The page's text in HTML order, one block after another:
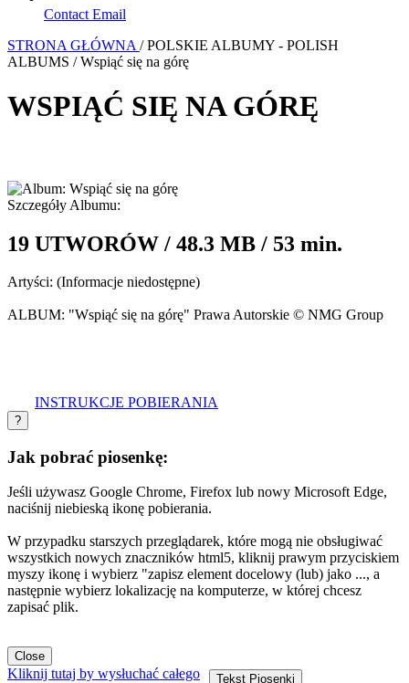
Contact Email
STRONA GŁÓWNA / POLSKIE ALBUMY - POLISH
ALBUMS / Wspiąć się na górę
WSPIĄĆ SIĘ NA GÓRĘ
Szczegóły Albumu:
19 UTWORÓW / 48.3 MB / 53 min.
Artyści: (Informacje niedostępne)
ALBUM: "Wspiąć się na górę" Prawa Autorskie © NMG Group
INSTRUKCJE POBIERANIA
?
Jak pobrać piosenkę:
Jeśli używasz Google Chrome, Firefox lub nowy Microsoft Edge,
naciśnij niebieską ikonę pobierania.
W przypadku starszych przeglądarek, które mogą nie obsługiwać
wszystkich nowych znaczników html5, kliknij prawym przyciskiem
myszy ikonę i wybierz "zapisz element docelowy (lub) jako ..., a
następnie wybierz lokalizację na komputerze, w której chcesz
zapisać plik.
Close
Tekst Piosenki
Kliknij tutaj by wysłuchać całego